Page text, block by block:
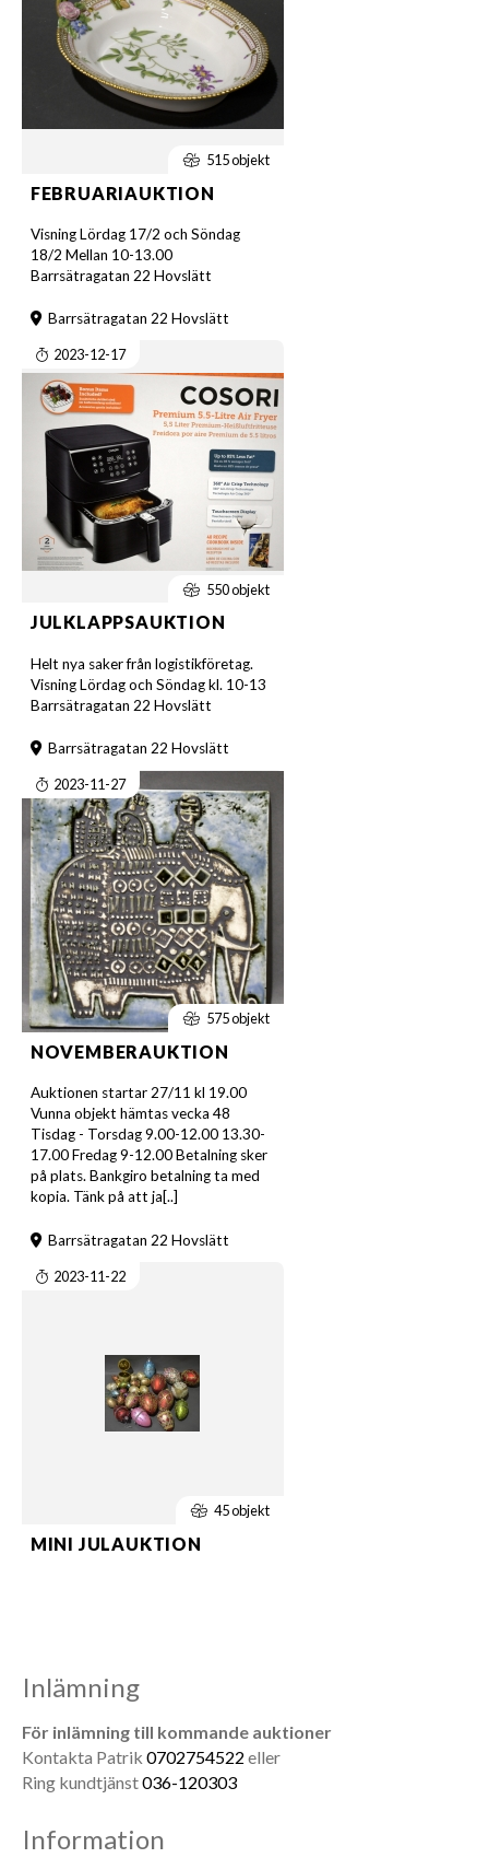
515 objekt
FEBRUARIAUKTION
Visning Lördag 17/2 och Söndag
18/2 Mellan 10-13.00
Barrsätragatan 22 Hovslätt
Barrsätragatan 22 Hovslätt
2023-12-17
550 objekt
JULKLAPPSAUKTION
Helt nya saker från logistikföretag.
Visning Lördag och Söndag kl. 10-13
Barrsätragatan 22 Hovslätt
Barrsätragatan 22 Hovslätt
2023-11-27
575 objekt
NOVEMBERAUKTION
Auktionen startar 27/11 kl 19.00
Vunna objekt hämtas vecka 48
Tisdag - Torsdag 9.00-12.00 13.30-
17.00 Fredag 9-12.00 Betalning sker
på plats. Bankgiro betalning ta med
kopia. Tänk på att ja[..]
Barrsätragatan 22 Hovslätt
2023-11-22
45 objekt
MINI JULAUKTION
Inlämning
För inlämning till kommande auktioner
Kontakta Patrik 0702754522 eller
Ring kundtjänst036-120303
Information